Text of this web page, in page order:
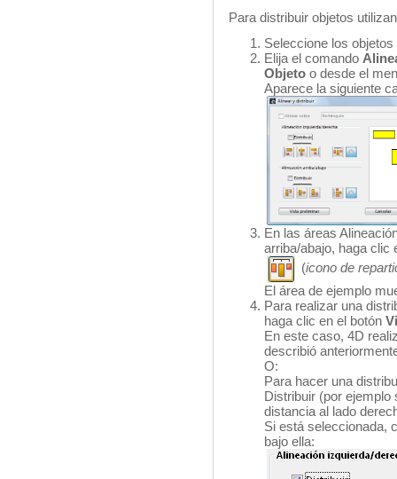
Para distribuir objetos
Seleccione los objetos
Elija el comando
Objeto o desde el
Aparece la siguiente
En las áreas
arriba/abajo, haga clic
(icono de
El área de ejemplo
Para realizar una
haga clic en el botón
En este caso, 4D
describió
O:
Para hacer una
Distribuir (por ejemplo
distancia al lado
Si está seleccionada,
bajo ella: